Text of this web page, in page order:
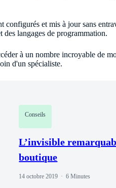
configurés et mis à jour sans
des langages de programmation.
à un nombre incroyable de
d'un spécialiste.
Conseils
L’invisible
boutique
14 octobre 2019 6 Minutes